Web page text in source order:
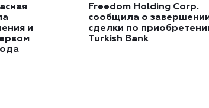
и
Freedom Holding Corp.
сообщила о
сделки по
Turkish Bank